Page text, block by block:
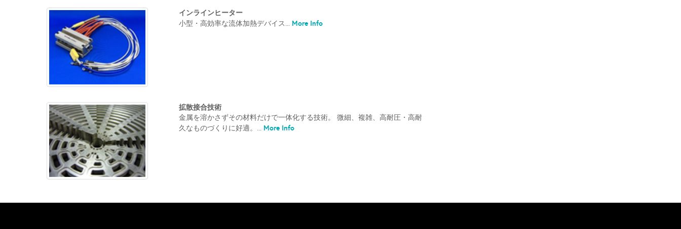
インラインヒーター
小型・高効率な流体加熱デバイス... More Info
拡散接合技術
金属を溶かさずその材料だけで一体化する技術。 微細、複雑、高耐圧・高耐
久なものづくりに好適。... More Info